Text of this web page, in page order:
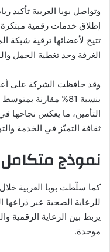
وتواصل بوبا العربية تأكيد
إطلاق خدمات رقمية
تتيح لأعضائها ترقية شبكة
الغرفة وحد تغطية الحمل
وقد حافظت الشركة على
التأمين، ما يعكس نجاحها
ثقافة التميّز في الخدمة
نموذج متكامل
كما سلّطت بوبا العربية
للرعاية الصحية عبر ذراعها
يربط بين الرعاية الرقمية
موحدة.